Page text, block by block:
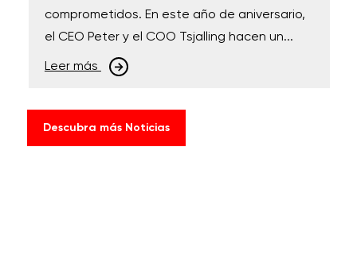
comprometidos. En este año de aniversario,
el CEO Peter y el COO Tsjalling hacen un...
Leer más
Descubra más Noticias